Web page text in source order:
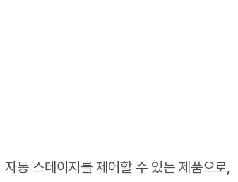
동 스테이지를 제어할 수 있는 제품으로,